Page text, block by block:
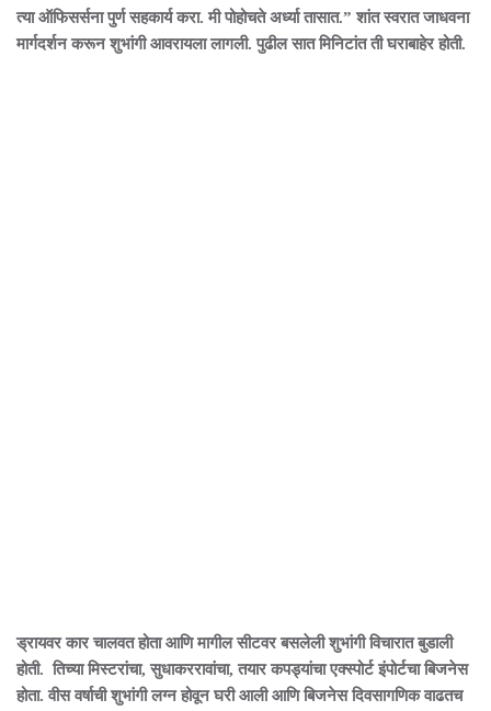
त्या ऑफिसर्सना पुर्ण सहकार्य करा. मी पोहोचते अर्ध्या तासात.” शांत स्वरात जाधवना
मार्गदर्शन करून शुभांगी आवरायला लागली. पुढील सात मिनिटांत ती घराबाहेर होती.
ड्रायवर कार चालवत होता आणि मागील सीटवर बसलेली शुभांगी विचारात बुडाली
होती. तिच्या मिस्टरांचा, सुधाकररावांचा, तयार कपड्यांचा एक्स्पोर्ट इंपोर्टचा बिजनेस
होता. वीस वर्षाची शुभांगी लग्न होवून घरी आली आणि बिजनेस दिवसागणिक वाढतच